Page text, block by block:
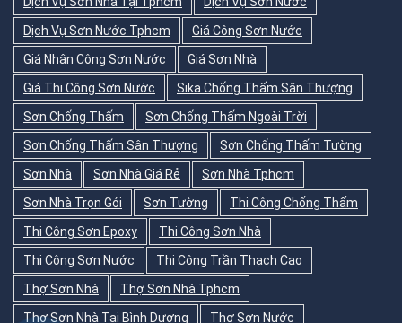
Dịch Vụ Sơn Nước Tphcm
Giá Công Sơn Nước
Giá Nhân Công Sơn Nước
Giá Sơn Nhà
Giá Thi Công Sơn Nước
Sika Chống Thấm Sân Thượng
Sơn Chống Thấm
Sơn Chống Thấm Ngoài Trời
Sơn Chống Thấm Sân Thượng
Sơn Chống Thấm Tường
Sơn Nhà
Sơn Nhà Giá Rẻ
Sơn Nhà Tphcm
Sơn Nhà Trọn Gói
Sơn Tường
Thi Công Chống Thấm
Thi Công Sơn Epoxy
Thi Công Sơn Nhà
Thi Công Sơn Nước
Thi Công Trần Thạch Cao
Thợ Sơn Nhà
Thợ Sơn Nhà Tphcm
Thợ Sơn Nhà Tại Bình Dương
Thợ Sơn Nước